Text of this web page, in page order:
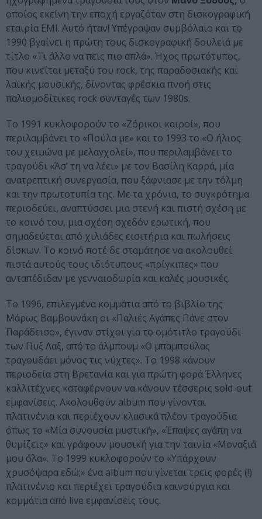
οποίος εκείνη την εποχή εργαζόταν στη δισκογραφική
εταιρία ΕΜΙ. Αυτό ήταν! Υπέγραψαν συμβόλαιο και το
1990 βγαίνει η πρώτη τους δισκογραφική δουλειά με
τίτλο «Τι άλλο να πεις πιο απλά». Ήχος πρωτότυπος,
που κινείται μεταξύ του rock, της παραδοσιακής και
λαϊκής μουσικής, δίνοντας φρέσκια πνοή στις
παλιομοδίτικες rock συνταγές των 1980s.
Το 1991 κυκλοφορούν το «Ζόρικοι καιροί», που
περιλαμβάνει το «Πούλα με» και το 1993 το «Ο ήλιος
του χειμώνα με μελαγχολεί», που περιλαμβάνει το
τραγούδι «Άσ’ τη να λέει» με τον Βασίλη Καρρά, μία
ανατρεπτική συνεργασία, που ξάφνιασε με την τόλμη
και την πρωτοτυπία της. Με τα χρόνια, το συγκρότημα
περιοδεύει, αναπτύσσει μια στενή και πιστή σχέση με
το κοινό του, μια σχέση σχεδόν ερωτική, που
σημαδεύεται από χιλιάδες εισιτήρια και πωλήσεις
δίσκων. Το κοινό ποτέ δε σταμάτησε να ακολουθεί
πιστά αυτούς τους ιδιότυπους «πρίγκιπες» που
ανταπέδιδαν με γενναιοδωρία και καλές μουσικές.
Το 1996, επιλεγμένα κομμάτια από το βιβλίο της
Μάρως Βαμβουνάκη οι «Παλιές Αγάπες Πάνε στον
Παράδεισο», έγιναν στίχοι για το ομότιτλο τραγούδι
των Πυξ Λαξ, από το άλμπουμ «Ο μπαμπούλας
τραγουδάει μόνος τις νύχτες». Το 1998 κάνουν
περιοδεία στη Βρετανία και για πρώτη φορά Έλληνες
καλλιτέχνες καταφέρνουν να κάνουν τέσσερις sold-out
εμφανίσεις. Ακολουθούν album που γίνονται
πλατινένια και περιέχουν κλασικά πλέον τραγούδια
όπως το «Μία συνουσία μυστική», «Έπαψες αγάπη να
θυμίζεις» και γράφουν μουσική για την ταινία «Μοναξιά
μου όλα». Το 1999 κυκλοφορούν το «Υπάρχουν
χρυσόψαρα εδώ;» ένα album που γίνεται τρεις φορές (!)
πλατινένιο και περιέχει τραγούδια καινούργια και
κομμάτια από live εμφανίσεις τους.